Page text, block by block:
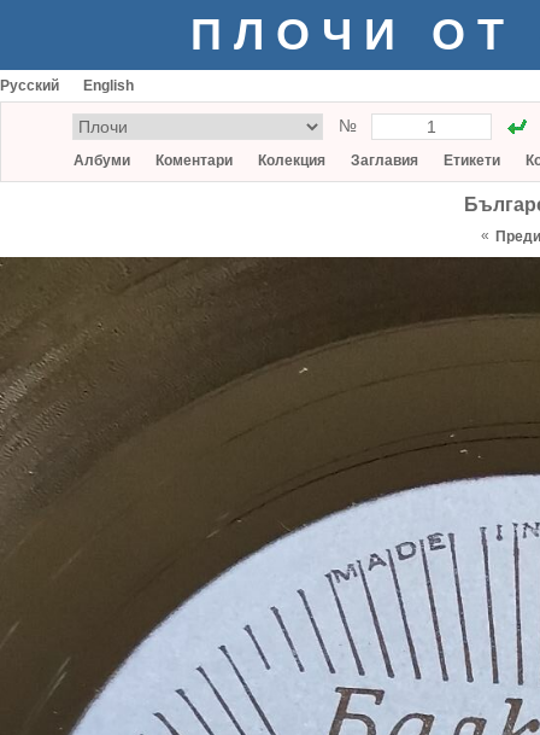
ПЛОЧИ ОТ
Русский English
№
Албуми Коментари Колекция Заглавия Етикети
«